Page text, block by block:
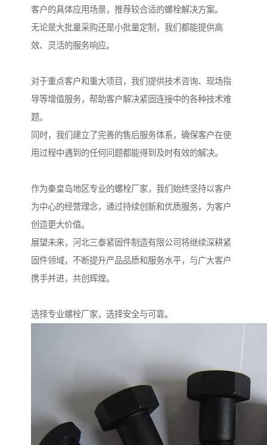
客户的具体应用场景，推荐较合适的螺栓解决方案。
无论是大批量采购还是小批量定制，我们都能提供高
效、灵活的服务响应。
对于重点客户和重大项目，我们提供技术咨询、现场指
导等增值服务，帮助客户解决紧固连接中的各种技术难
题。
同时，我们建立了完善的售后服务体系，确保客户在使
用过程中遇到的任何问题都能得到及时有效的解决。
作为秦皇岛地区专业的螺栓厂家，我们始终坚持以客户
为中心的经营理念，通过持续创新和优质服务，为客户
创造更大价值。
展望未来，河北三泰紧固件制造有限公司将继续深耕紧
固件领域，不断提升产品品质和服务水平，与广大客户
携手并进，共创辉煌。
选择专业螺栓厂家，选择安全与可靠。